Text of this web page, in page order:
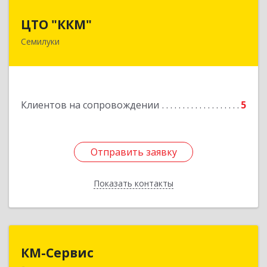
ЦТО "ККМ"
Семилуки
Клиентов на сопровождении 5
Отправить заявку
Показать контакты
Отправить заявку
Назад
КМ-Сервис